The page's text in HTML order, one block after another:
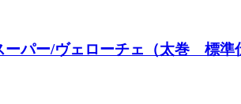
ーパー/ヴェローチェ（太巻 標準